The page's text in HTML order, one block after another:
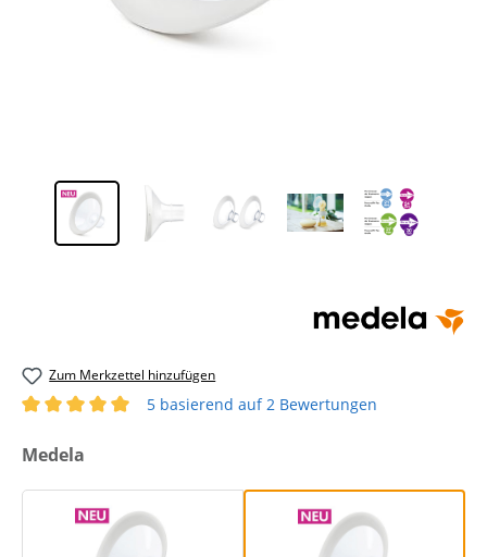
Zum Merkzettel hinzufügen
5 basierend auf 2 Bewertungen
auswählen
Medela